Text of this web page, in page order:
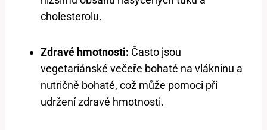
cholesterolu.
Zdravé hmotnosti: Často jsou
vegetariánské večeře bohaté na vlákninu a
nutričně bohaté, což může pomoci při
udržení zdravé hmotnosti.